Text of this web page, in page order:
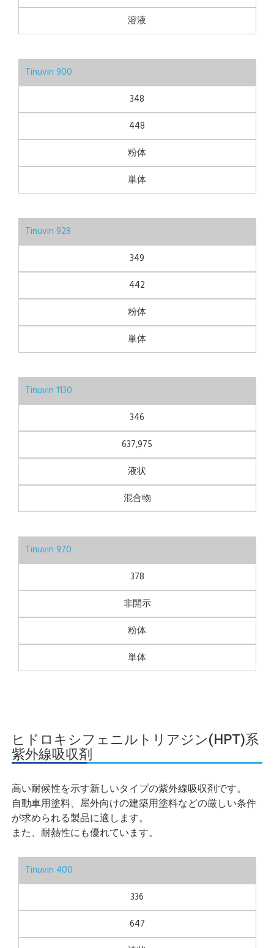
溶液
Tinuvin 900
348
448
粉体
単体
Tinuvin 928
349
442
粉体
単体
Tinuvin 1130
346
637,975
液状
混合物
Tinuvin 970
378
非開示
粉体
単体
ヒドロキシフェニルトリアジン(HPT)系
紫外線吸収剤
高い耐候性を示す新しいタイプの紫外線吸収剤です。
自動車用塗料、屋外向けの建築用塗料などの厳しい条件
が求められる製品に適します。
また、耐熱性にも優れています。
Tinuvin 400
336
647